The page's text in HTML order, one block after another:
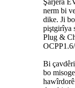
nerm bi
dike. Ji
piştgirîya
Plug &
Bi
bo